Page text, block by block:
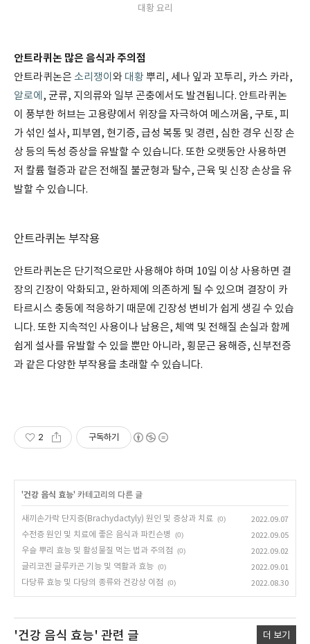
대황 요리
안트라퀴논 많은 음식과 주의점
안트라퀴논은 소리쟁이 와 대황 뿌리, 세나 잎과 꼬투리, 카스 카라,
알로에 , 균류, 지의류와 일부 곤충에서도 발견됩니다. 안트라퀴논
이 풍부한 허브는 고용량에서 위장을 자극하여 메스꺼움, 구토, 피
가 섞인 설사, 피부염, 현기증, 급성 복통 및 경련, 심한 경우 신장 손
상 등의 독성 증상을 유발할 수 있습니다. 또한 오랫동안 사용하면
저 칼륨 혈증과 같은 전해질 불균형과 탈수, 근육 및 신장 손상을 유
발할 수 있습니다.
안트라퀴논 부작용
안트라퀴논은 단기적으로만 사용해야 하며 10일 이상 사용하면 결
장의 긴장이 악화되고, 완하제에 의존하게 될 수 있으며 결장이 카
타르시스 충동에 적응하기 때문에 긴장성 변비가 쉽게 생길 수 있습
니다. 또한 지속적인 사용이나 남용은, 체액 및 전해질 손실과 함께
쉽게 설사를 유발할 수 있을 뿐만 아니라, 횡문근 융해증, 신부전증
과 같은 다양한 부작용을 초래할 수 있습니다.
2 구독하기
'건강 음식 효능' 카테고리의 다른 글
새끼손가락 단지증(Brachydactyly) 원인 및 증상과 치료 (0)
2022.09.07
수전증 원인 및 치료에 좋은 음식과 파킨슨병
(0)
2022.09.05
우슬 뿌리 효능 및 활성물질 먹는 법과 주의점
(0)
2022.09.02
글리코겐 글루카곤 기능 및 역활과 효능 (0)
2022.09.01
다당류 효능 및 다당의 종류와 건강상 이점
(0) 2022.08.30
'건강 음식 효능' 관련 글 더 보기